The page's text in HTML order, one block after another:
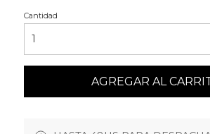
Cantidad
AGREGAR AL